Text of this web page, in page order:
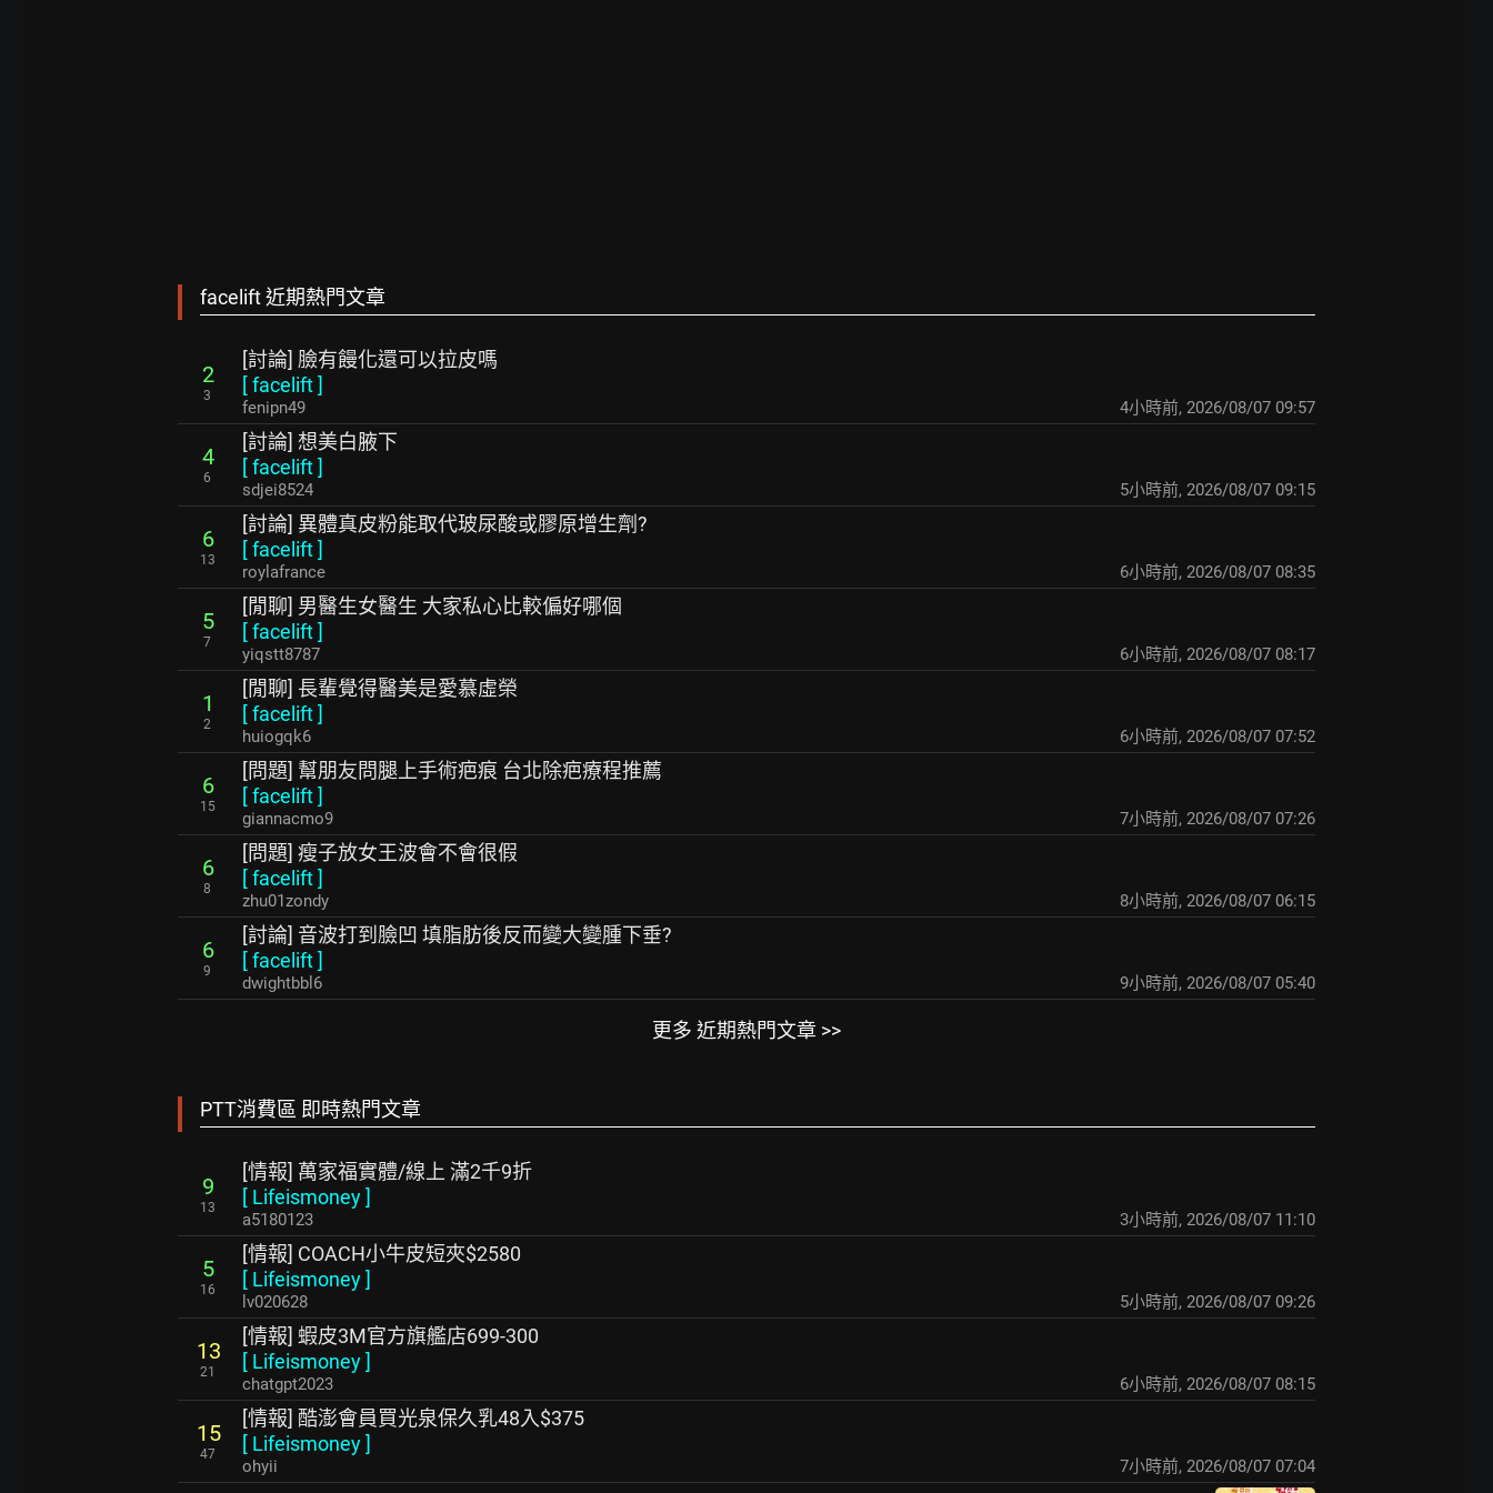
facelift 近期熱門文章
2
3
[討論] 臉有饅化還可以拉皮嗎
[facelift]
fenipn49 4小時前, 2026/08/07 09:57
4
6
[討論] 想美白腋下
[facelift]
sdjei8524 5小時前, 2026/08/07 09:15
6
13
[討論] 異體真皮粉能取代玻尿酸或膠原增生劑?
[facelift]
roylafrance 6小時前, 2026/08/07 08:35
5
7
[閒聊] 男醫生女醫生 大家私心比較偏好哪個
[facelift]
yiqstt8787 6小時前, 2026/08/07 08:17
1
2
[閒聊] 長輩覺得醫美是愛慕虛榮
[facelift]
huiogqk6 6小時前, 2026/08/07 07:52
6
15
[問題] 幫朋友問腿上手術疤痕 台北除疤療程推薦
[facelift]
giannacmo9 7小時前, 2026/08/07 07:26
6
8
[問題] 瘦子放女王波會不會很假
[facelift]
zhu01zondy 8小時前, 2026/08/07 06:15
6
9
[討論] 音波打到臉凹 填脂肪後反而變大變腫下垂?
[facelift]
dwightbbl6 9小時前, 2026/08/07 05:40
更多 近期熱門文章 >>
PTT消費區 即時熱門文章
9
13
[情報] 萬家福實體/線上 滿2千9折
[ Lifeismoney]
a5180123 3小時前, 2026/08/07 11:10
5
16
[情報] COACH小牛皮短夾$2580
[ Lifeismoney]
lv020628 5小時前, 2026/08/07 09:26
13
21
[情報] 蝦皮3M官方旗艦店699-300
[ Lifeismoney]
chatgpt2023 6小時前, 2026/08/07 08:15
15
47
[情報] 酷澎會員買光泉保久乳48入$375
[ Lifeismoney]
ohyii 7小時前, 2026/08/07 07:04